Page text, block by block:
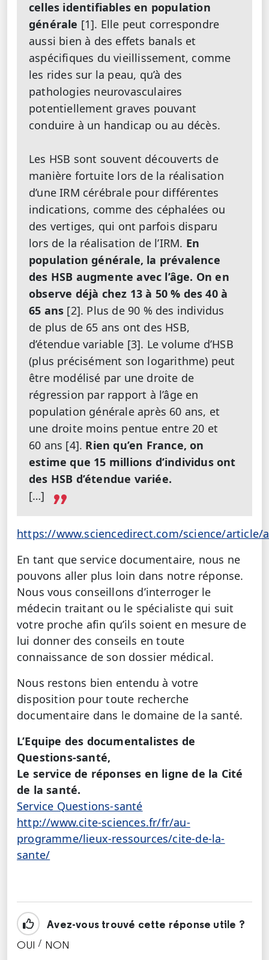
celles identifiables en population
générale [1]. Elle peut correspondre
aussi bien à des effets banals et
aspécifiques du vieillissement, comme
les rides sur la peau, qu’à des
pathologies neurovasculaires
potentiellement graves pouvant
conduire à un handicap ou au décès.
Les HSB sont souvent découverts de
manière fortuite lors de la réalisation
d’une IRM cérébrale pour différentes
indications, comme des céphalées ou
des vertiges, qui ont parfois disparu
lors de la réalisation de l’IRM. En
population générale, la prévalence
des HSB augmente avec l’âge. On en
observe déjà chez 13 à 50 % des 40 à
65 ans [2]. Plus de 90 % des individus
de plus de 65 ans ont des HSB,
d’étendue variable [3]. Le volume d’HSB
(plus précisément son logarithme) peut
être modélisé par une droite de
régression par rapport à l’âge en
population générale après 60 ans, et
une droite moins pentue entre 20 et
60 ans [4]. Rien qu’en France, on
estime que 15 millions d’individus ont
des HSB d’étendue variée.
[…]
https://www.sciencedirect.com/science/article/
En tant que service documentaire, nous ne
pouvons aller plus loin dans notre réponse.
Nous vous conseillons d’interroger le
médecin traitant ou le spécialiste qui suit
votre proche afin qu’ils soient en mesure de
lui donner des conseils en toute
connaissance de son dossier médical.
Nous restons bien entendu à votre
disposition pour toute recherche
documentaire dans le domaine de la santé.
L’Equipe des documentalistes de
Questions-santé,
Le service de réponses en ligne de la Cité
de la santé.
Service Questions-santé
http://www.cite-sciences.fr/fr/au-
programme/lieux-ressources/cite-de-la-
sante/
Avez-vous trouvé cette réponse utile ?
OUI / NON